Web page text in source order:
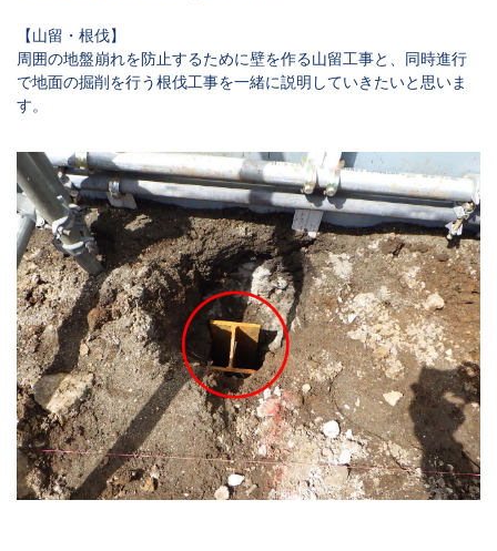
【山留・根伐】
周囲の地盤崩れを防止するために壁を作る山留工事と、同時進行
で地面の掘削を行う根伐工事を一緒に説明していきたいと思いま
す。